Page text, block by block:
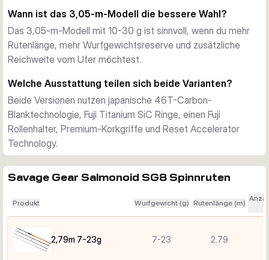
Technology für eine schnelle Rückstellung des Blanks. Fuji
Titanium SiC Ringe, ein Fuji Rollenhalter und Premium-
Korkgriffe runden die Ausstattung mit Haltbarkeit, Komfort
und sauberer Schnurführung ab.
Die passende Variante wählen
Die Version in 2,79 m mit 7-23 g passt besser zu leichteren
Ködern und einem etwas leichteren Setup. Die 3,05-m-
Version mit 10-30 g bietet mehr Reichweite und ein höheres
Wurfgewicht für Uferangler, die mehr Distanz und etwas
mehr Kraftreserve möchten.
Wann ist das 3,05-m-Modell die bessere Wahl?
Das 3,05-m-Modell mit 10-30 g ist sinnvoll, wenn du mehr
Rutenlänge, mehr Wurfgewichtsreserve und zusätzliche
Reichweite vom Ufer möchtest.
Welche Ausstattung teilen sich beide Varianten?
Beide Versionen nutzen japanische 46T-Carbon-
Blanktechnologie, Fuji Titanium SiC Ringe, einen Fuji
Rollenhalter, Premium-Korkgriffe und Reset Accelerator
Technology.
Savage Gear Salmonoid SG8 Spinnruten
Produkt Wurfgewicht (g) Rutenlänge (m)
2,79m 7-23g 7-23 2.79